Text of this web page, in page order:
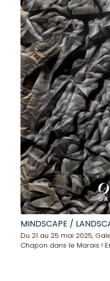
MINDSCAPE /
Du 21 au 25 mai 2025,
Chapon dans le Marais !